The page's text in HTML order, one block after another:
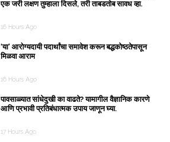
एक जरी लक्षण तुम्हाला दिसले, तरी ताबडतोब सावध व्हा.
16 Hours Ago
‘या’ आरोग्यदायी पदार्थांचा समावेश करून बद्धकोष्ठतेपासून
मिळवा आराम
16 Hours Ago
पावसाळ्यात सांधेदुखी का वाढते? यामागील वैज्ञानिक कारणे
आणि प्रभावी प्रतिबंधात्मक उपाय जाणून घ्या.
17 Hours Ago